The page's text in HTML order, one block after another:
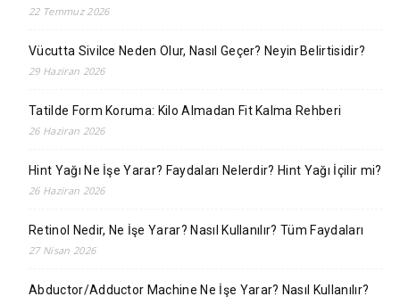
22 Temmuz 2026
Vücutta Sivilce Neden Olur, Nasıl Geçer? Neyin Belirtisidir?
29 Haziran 2026
Tatilde Form Koruma: Kilo Almadan Fit Kalma Rehberi
26 Haziran 2026
Hint Yağı Ne İşe Yarar? Faydaları Nelerdir? Hint Yağı İçilir mi?
26 Haziran 2026
Retinol Nedir, Ne İşe Yarar? Nasıl Kullanılır? Tüm Faydaları
27 Nisan 2026
Abductor/Adductor Machine Ne İşe Yarar? Nasıl Kullanılır?